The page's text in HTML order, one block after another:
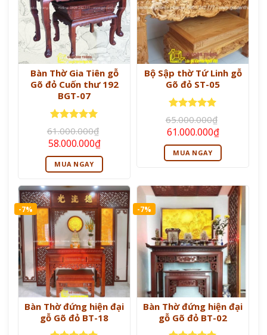
Bàn Thờ Gia Tiên gỗ
Gõ đỏ Cuốn thư 192
BGT-07
Được xếp
hạng55
sao
61.000.000₫
Giá
gốc
là:
61.000.000₫.
58.000.000₫Giá
hiện
tại
là:
58.000.000₫.
MUA NGAY
Bộ Sập thờ Tứ Linh gỗ
Gõ đỏ ST-05
Được xếp
hạng55
sao
65.000.000₫
Giá
gốc
là:
65.000.000₫.
61.000.000₫Giá
hiện
tại
là:
MUA NGAY
-7%
Bàn Thờ đứng hiện đại
gỗ Gõ đỏ BT-18
-7%
Bàn Thờ đứng hiện đại
gỗ Gõ đỏ BT-02